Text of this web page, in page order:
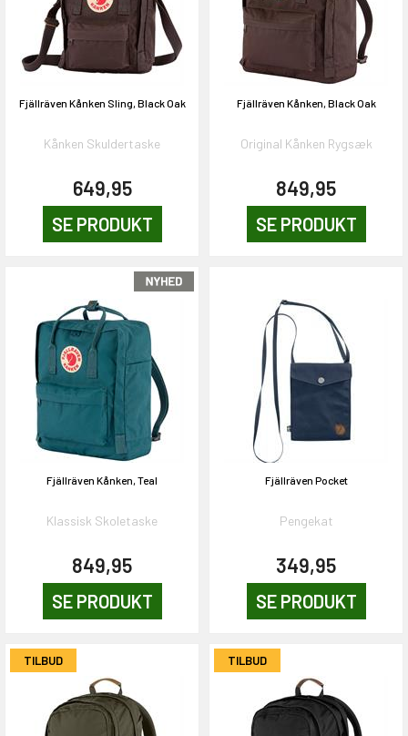
Fjällräven Kånken Sling, Black Oak
Kånken Skuldertaske
649,95
SE PRODUKT
Fjällräven Kånken, Black Oak
Original Kånken Rygsæk
849,95
SE PRODUKT
Fjällräven Kånken, Teal
Klassisk Skoletaske
849,95
SE PRODUKT
Fjällräven Pocket
Pengekat
349,95
SE PRODUKT
TILBUD TILBUD